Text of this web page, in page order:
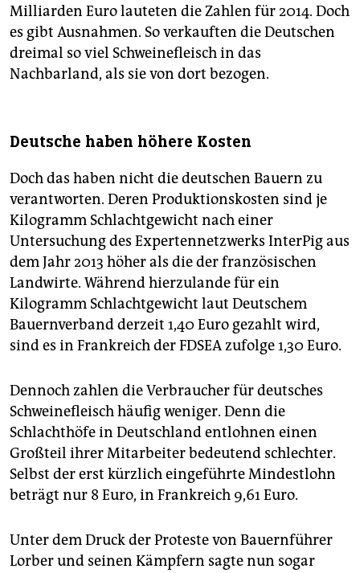
Milliarden Euro lauteten die Zahlen für 2014. Doch
es gibt Ausnahmen. So verkauften die Deutschen
dreimal so viel Schweinefleisch in das
Nachbarland, als sie von dort bezogen.
Deutsche haben höhere Kosten
Doch das haben nicht die deutschen Bauern zu
verantworten. Deren Produktionskosten sind je
Kilogramm Schlachtgewicht nach einer
Untersuchung des Expertennetzwerks InterPig aus
dem Jahr 2013 höher als die der französischen
Landwirte. Während hierzulande für ein
Kilogramm Schlachtgewicht laut Deutschem
Bauernverband derzeit 1,40 Euro gezahlt wird,
sind es in Frankreich der FDSEA zufolge 1,30 Euro.
Dennoch zahlen die Verbraucher für deutsches
Schweinefleisch häufig weniger. Denn die
Schlachthöfe in Deutschland entlohnen einen
Großteil ihrer Mitarbeiter bedeutend schlechter.
Selbst der erst kürzlich eingeführte Mindestlohn
beträgt nur 8 Euro, in Frankreich 9,61 Euro.
Unter dem Druck der Proteste von Bauernführer
Lorber und seinen Kämpfern sagte nun sogar